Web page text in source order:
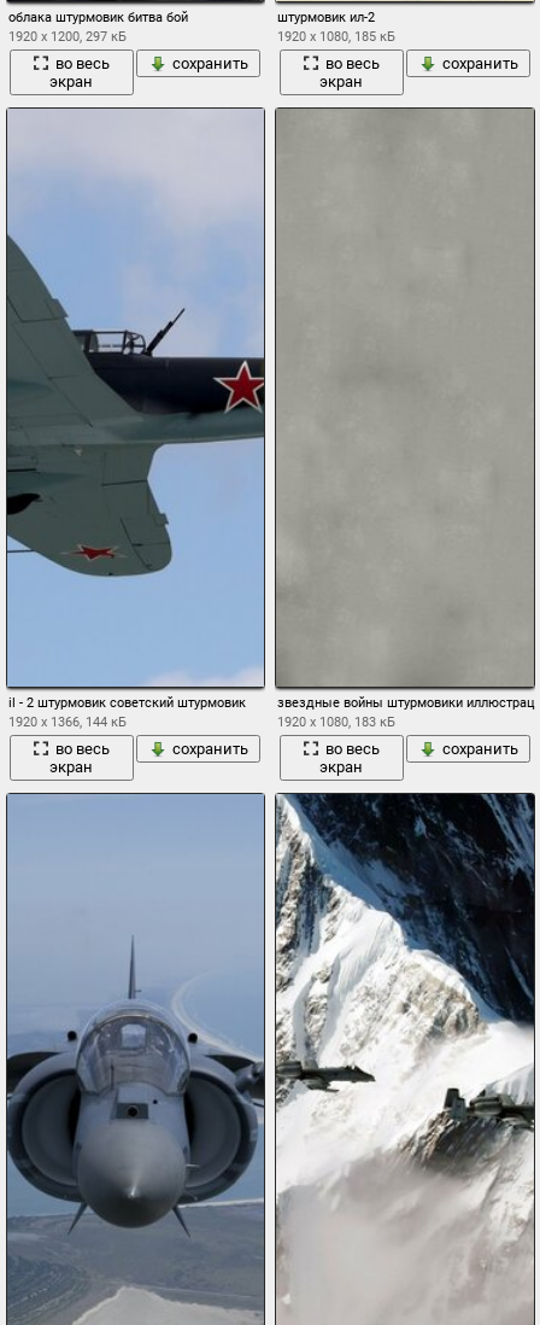
облака штурмовик битва бой
1920 x 1200, 297 кБ
во весь
экран
сохранить
штурмовик ил-2
1920 x 1080, 185 кБ
во весь
экран
сохранить
il - 2 штурмовик советский штурмовик
1920 x 1366, 144 кБ
во весь
экран
сохранить
звездные войны штурмовики
1920 x 1080, 183 кБ
во весь
экран
сохранить